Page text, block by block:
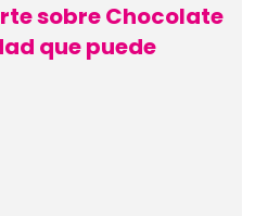
sobre Chocolate
que puede